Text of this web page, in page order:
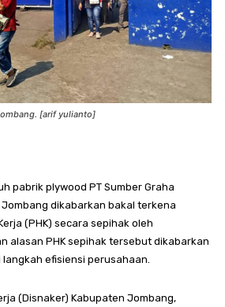
[arif yulianto]
pabrik plywood PT Sumber Graha
Jombang dikabarkan bakal terkena
(PHK) secara sepihak oleh
alasan PHK sepihak tersebut dikabarkan
efisiensi perusahaan.
(Disnaker) Kabupaten Jombang,